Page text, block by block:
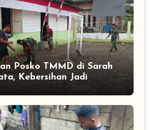
Posko TMMD di Sarah
Kebersihan Jadi
Kelancaran Pengabdian